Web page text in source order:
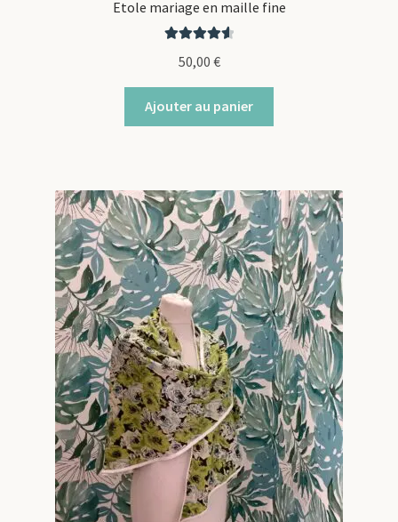
Etole mariage en maille fine
sur 5
50,00 €
Ajouter au panier